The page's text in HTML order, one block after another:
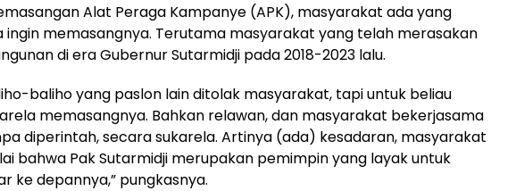
Alat Peraga Kampanye (APK), masyarakat ada yang
ingin memasangnya. Terutama masyarakat yang telah merasakan
di era Gubernur Sutarmidji pada 2018-2023 lalu.
baliho yang paslon lain ditolak masyarakat, tapi untuk beliau
memasangnya. Bahkan relawan, dan masyarakat bekerjasama
diperintah, secara sukarela. Artinya (ada) kesadaran, masyarakat
bahwa Pak Sutarmidji merupakan pemimpin yang layak untuk
ke depannya,” pungkasnya.